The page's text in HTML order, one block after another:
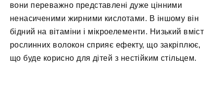
вони переважно представлені дуже цінними
ненасиченими жирними кислотами. В іншому він
бідний на вітаміни і мікроелементи. Низький вміст
рослинних волокон сприяє ефекту, що закріплює,
що буде корисно для дітей з нестійким стільцем.